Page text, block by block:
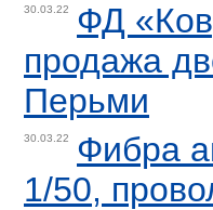
30.03.22
ФД
продажа
Перьми
30.03.22
Фибра
1/50,